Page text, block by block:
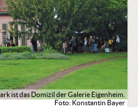
ist das Domizil der Galerie Eigenheim.
Foto: Konstantin Bayer